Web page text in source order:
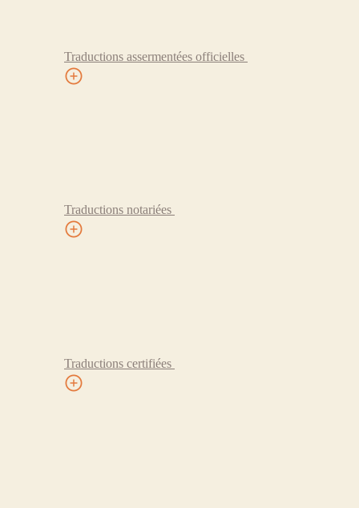
Traductions assermentées officielles
Traductions notariées
Traductions certifiées